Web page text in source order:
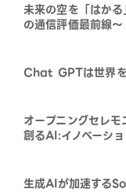
未来の空を「はか
の通信評価最前線～
Chat GPTは世界
オープニングセレ
創るAI:イノベーショ
生成AIが加速する